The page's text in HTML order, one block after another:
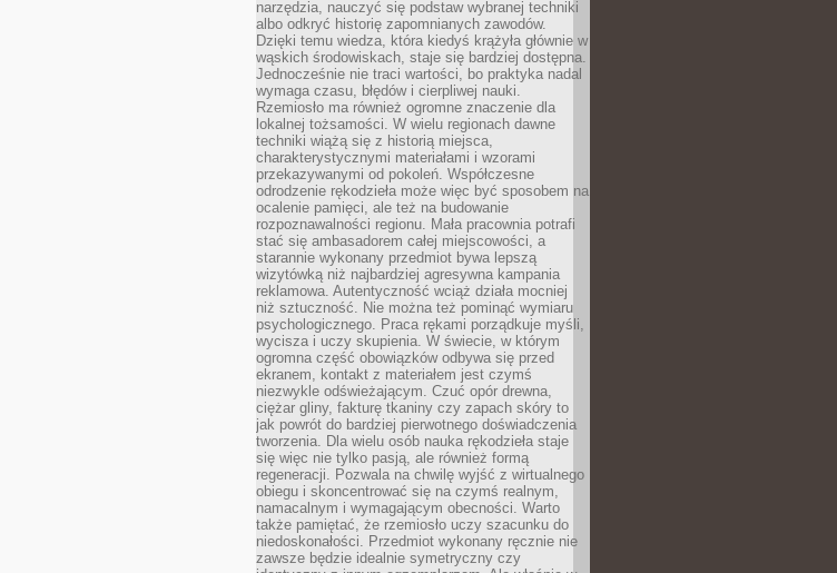
narzędzia, nauczyć się podstaw wybranej techniki
albo odkryć historię zapomnianych zawodów.
Dzięki temu wiedza, która kiedyś krążyła głównie w
wąskich środowiskach, staje się bardziej dostępna.
Jednocześnie nie traci wartości, bo praktyka nadal
wymaga czasu, błędów i cierpliwej nauki.
Rzemiosło ma również ogromne znaczenie dla
lokalnej tożsamości. W wielu regionach dawne
techniki wiążą się z historią miejsca,
charakterystycznymi materiałami i wzorami
przekazywanymi od pokoleń. Współczesne
odrodzenie rękodzieła może więc być sposobem na
ocalenie pamięci, ale też na budowanie
rozpoznawalności regionu. Mała pracownia potrafi
stać się ambasadorem całej miejscowości, a
starannie wykonany przedmiot bywa lepszą
wizytówką niż najbardziej agresywna kampania
reklamowa. Autentyczność wciąż działa mocniej
niż sztuczność. Nie można też pominąć wymiaru
psychologicznego. Praca rękami porządkuje myśli,
wycisza i uczy skupienia. W świecie, w którym
ogromna część obowiązków odbywa się przed
ekranem, kontakt z materiałem jest czymś
niezwykle odświeżającym. Czuć opór drewna,
ciężar gliny, fakturę tkaniny czy zapach skóry to
jak powrót do bardziej pierwotnego doświadczenia
tworzenia. Dla wielu osób nauka rękodzieła staje
się więc nie tylko pasją, ale również formą
regeneracji. Pozwala na chwilę wyjść z wirtualnego
obiegu i skoncentrować się na czymś realnym,
namacalnym i wymagającym obecności. Warto
także pamiętać, że rzemiosło uczy szacunku do
niedoskonałości. Przedmiot wykonany ręcznie nie
zawsze będzie idealnie symetryczny czy